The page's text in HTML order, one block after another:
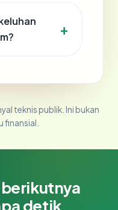
teknis publik. Ini bukan
finansial.
detik.